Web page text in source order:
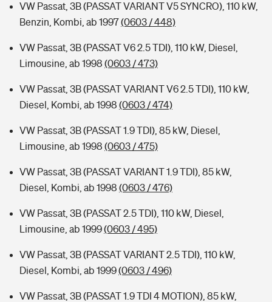
VW Passat, 3B (PASSAT VARIANT V5 SYNCRO), 110 kW,
Benzin, Kombi, ab 1997(0603 / 448)
VW Passat, 3B (PASSAT V6 2.5 TDI), 110 kW, Diesel,
Limousine, ab 1998 (0603 / 473)
VW Passat, 3B (PASSAT VARIANT V6 2.5 TDI), 110 kW,
Diesel, Kombi, ab 1998 (0603 / 474)
VW Passat, 3B (PASSAT 1.9 TDI), 85 kW, Diesel,
Limousine, ab 1998 (0603 / 475)
VW Passat, 3B (PASSAT VARIANT 1.9 TDI), 85 kW,
Diesel, Kombi, ab 1998 (0603 / 476)
VW Passat, 3B (PASSAT 2.5 TDI), 110 kW, Diesel,
Limousine, ab 1999(0603 / 495)
VW Passat, 3B (PASSAT VARIANT 2.5 TDI), 110 kW,
Diesel, Kombi, ab 1999(0603 / 496)
VW Passat, 3B (PASSAT 1.9 TDI 4 MOTION), 85 kW,